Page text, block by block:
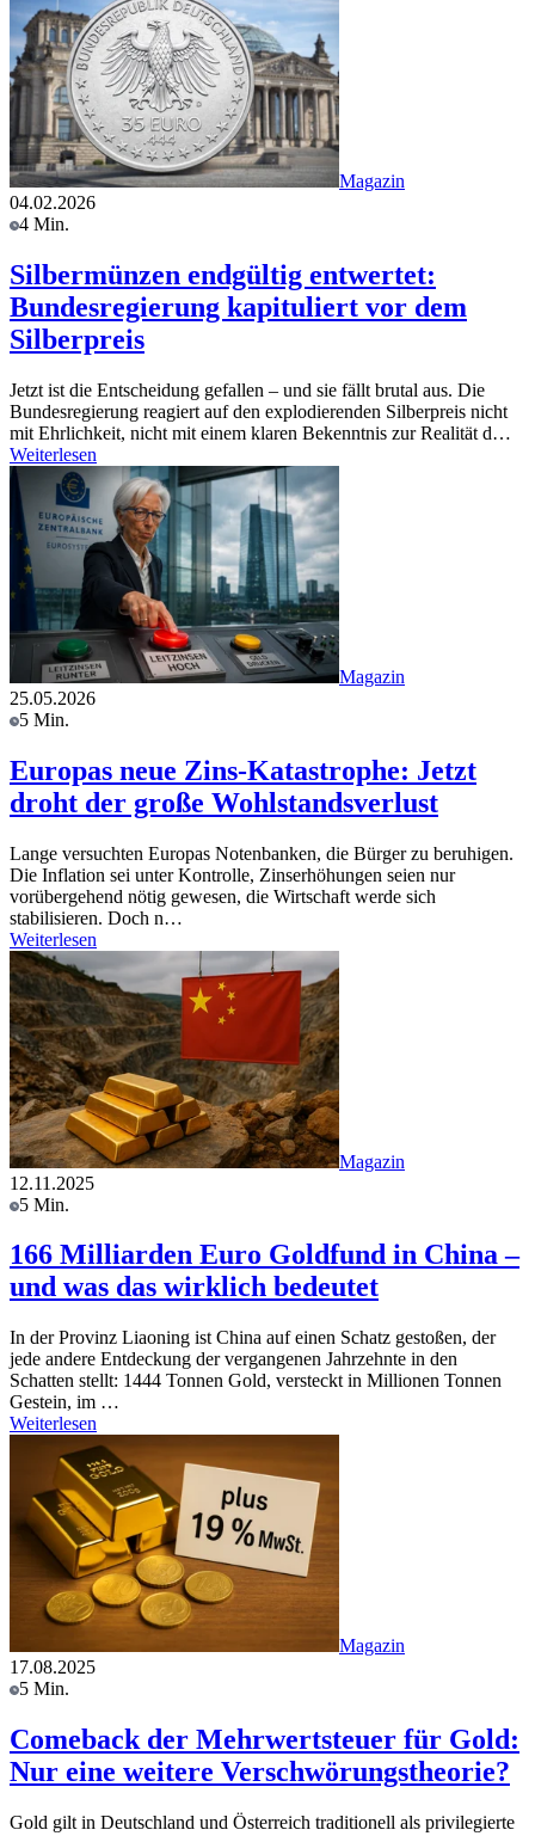
Magazin
04.02.2026
4 Min.
Silbermünzen endgültig entwertet:
Bundesregierung kapituliert vor dem
Silberpreis
Jetzt ist die Entscheidung gefallen – und sie fällt brutal aus. Die
Bundesregierung reagiert auf den explodierenden Silberpreis nicht
mit Ehrlichkeit, nicht mit einem klaren Bekenntnis zur Realität d…
Weiterlesen
Magazin
25.05.2026
5 Min.
Europas neue Zins-Katastrophe: Jetzt
droht der große Wohlstandsverlust
Lange versuchten Europas Notenbanken, die Bürger zu beruhigen.
Die Inflation sei unter Kontrolle, Zinserhöhungen seien nur
vorübergehend nötig gewesen, die Wirtschaft werde sich
stabilisieren. Doch n…
Weiterlesen
Magazin
12.11.2025
5 Min.
166 Milliarden Euro Goldfund in China –
und was das wirklich bedeutet
In der Provinz Liaoning ist China auf einen Schatz gestoßen, der
jede andere Entdeckung der vergangenen Jahrzehnte in den
Schatten stellt: 1444 Tonnen Gold, versteckt in Millionen Tonnen
Gestein, im …
Weiterlesen
Magazin
17.08.2025
5 Min.
Comeback der Mehrwertsteuer für Gold:
Nur eine weitere Verschwörungstheorie?
Gold gilt in Deutschland und Österreich traditionell als privilegierte